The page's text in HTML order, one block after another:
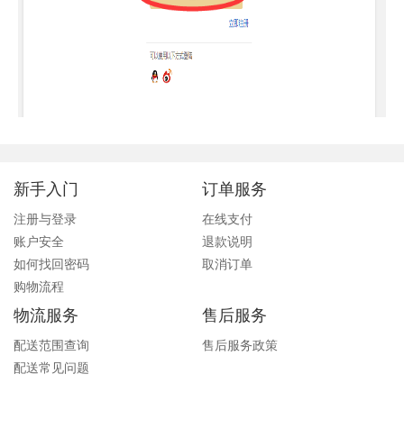
新手入门
注册与登录
账户安全
如何找回密码
购物流程
订单服务
在线支付
退款说明
取消订单
物流服务
配送范围查询
配送常见问题
售后服务
售后服务政策